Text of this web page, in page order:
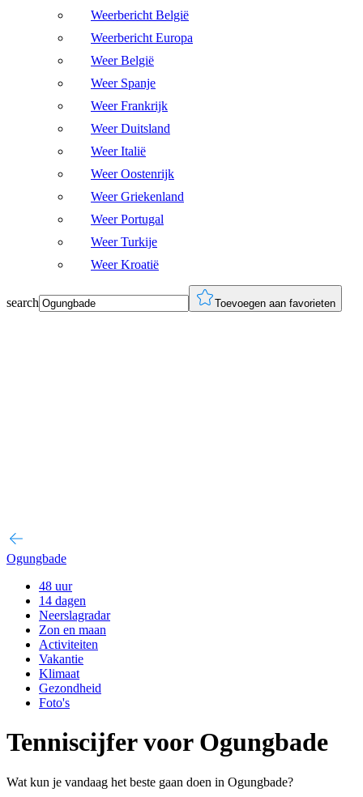
Weerbericht België
Weerbericht Europa
Weer België
Weer Spanje
Weer Frankrijk
Weer Duitsland
Weer Italië
Weer Oostenrijk
Weer Griekenland
Weer Portugal
Weer Turkije
Weer Kroatië
search Toevoegen aan favorieten
Ogungbade
48 uur
14 dagen
Neerslagradar
Zon en maan
Activiteiten
Vakantie
Klimaat
Gezondheid
Foto's
Tenniscijfer voor Ogungbade
Wat kun je vandaag het beste gaan doen in Ogungbade?